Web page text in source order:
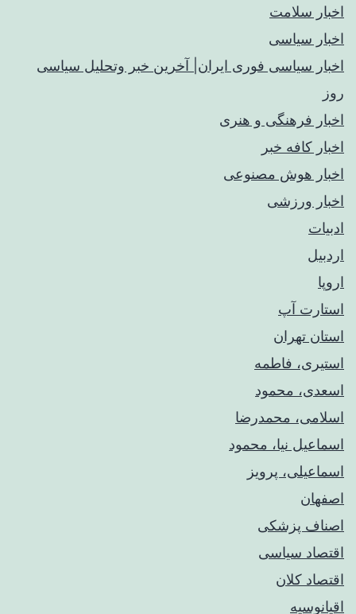
اخبار سلامت
اخبار سیاسی
اخبار سیاسی فوری ایران| آخرین خبر وتحلیل سیاسی
روز
اخبار فرهنگی و هنری
اخبار کافه خبر
اخبار هوش مصنوعی
اخبار ورزشی
ادبیات
اردبیل
اروپا
استارت آپ
استان تهران
استیری، فاطمه
اسعدی، محمود
اسلامی، محمدرضا
اسماعیل نیا، محمود
اسماعیلی، پرویز
اصفهان
اصناف پزشکی
اقتصاد سیاسی
اقتصاد کلان
اقیانوسیه